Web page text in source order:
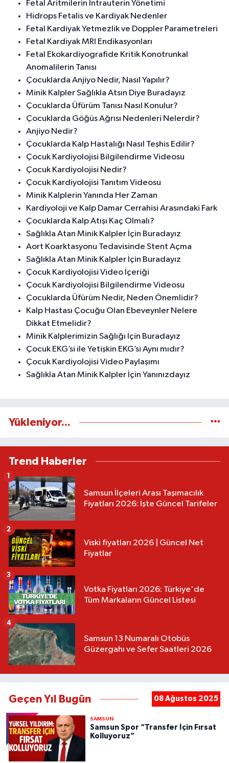
Fetal Aritmilerin İntrauterin Yönetimi
Hidrops Fetalis ve Kardiyak Nedenler
Fetal Kardiyak Yetmezlik ve Doppler Parametreleri
Fetal Kardiyak MRI Endikasyonları
Fetal Ekokardiyografide Kritik Konotrunkal
Anomalilerin Tanısı
Çocuklarda Anjiyo Nedir, Nasıl Yapılır?
Minik Kalpler Sağlıkla Atsın Diye Buradayız
Çocuklarda Üfürüm Tanısı Nasıl Konulur?
Çocuklarda Göğüs Ağrısı Nedenleri Nelerdir?
Anjiyo Nedir?
Çocuklarda Kalp Hastalığı Nasıl Teşhis Edilir?
Çocuk Kardiyolojisi Bilgilendirme Videosu
Çocuk Kardiyolojisi Nedir?
Çocuk Kardiyolojisi Tanıtım Videosu
Minik Kalplerin Yanında Her Zaman
Kardiyoloji ve Kalp Damar Cerrahisi Arasındaki Fark
Çocuklarda Kalp Atışı Kaç Olmalı?
Sağlıkla Atan Minik Kalpler İçin Buradayız
Aort Koarktasyonu Tedavisinde Stent Açma
Sağlıkla Atan Minik Kalpler İçin Buradayız
Çocuk Kardiyolojisi Video İçeriği
Çocuk Kardiyolojisi Bilgilendirme Videosu
Çocuklarda Üfürüm Nedir, Neden Önemlidir?
Kalp Hastası Çocuğu Olan Ebeveynler Nelere
Dikkat Etmelidir?
Minik Kalplerimizin Sağlığı İçin Buradayız
Çocuk EKG’si ile Yetişkin EKG’si Aynı mıdır?
Çocuk Kardiyolojisi Video Paylaşımı
Sağlıkla Atan Minik Kalpler İçin Yanınızdayız
Yükleniyor...
Trend Haberler
Samsun İlçeleri Arası Taşımacılık
Fiyatları 2026: İşte Güncel Tarifeler
1
Viski fiyatları 2026 | Güncel Net
Fiyatlar
2
Votka Fiyatları 2026: Türkiye'de
Tüm Markaların Güncel Listesi
3
Samsun 13 Numaralı Otobüs
Güzergahı ve Sefer Saatleri 2026
4
Geçen Yıl Bugün 08 Ağustos 2025
SAMSUN
Samsun Spor “Transfer İçin Fırsat
Kolluyoruz”